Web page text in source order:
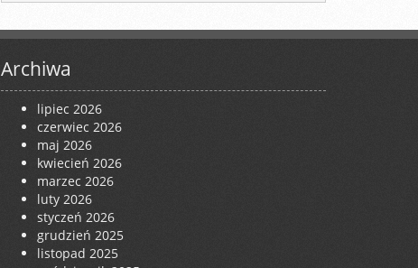
Archiwa
lipiec 2026
czerwiec 2026
maj 2026
kwiecień 2026
marzec 2026
luty 2026
styczeń 2026
grudzień 2025
listopad 2025